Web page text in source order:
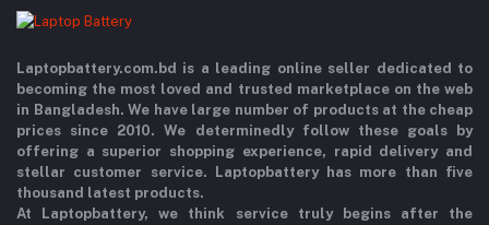
Laptopbattery.com.bd is a leading online seller dedicated to
becoming the most loved and trusted marketplace on the web
in Bangladesh. We have large number of products at the cheap
prices since 2010. We determinedly follow these goals by
offering a superior shopping experience, rapid delivery and
stellar customer service. Laptopbattery has more than five
thousand latest products.
At Laptopbattery, we think service truly begins after the